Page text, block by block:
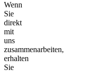
Wenn
Sie
direkt
mit
uns
zusammenarbeiten,
erhalten
Sie